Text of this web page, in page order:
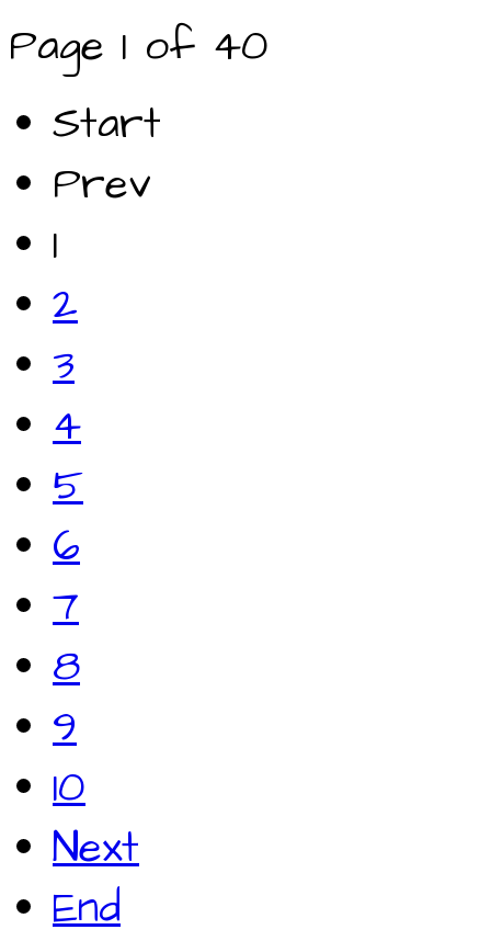
Page 1 of 40
Start
Prev
1
2
3
4
5
6
7
8
9
10
Next
End